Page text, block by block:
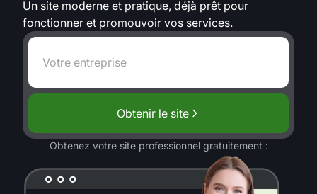
Un site moderne et pratique, déjà prêt pour
fonctionner et promouvoir vos services.
Obtenir le site
Obtenez votre site professionnel gratuitement :